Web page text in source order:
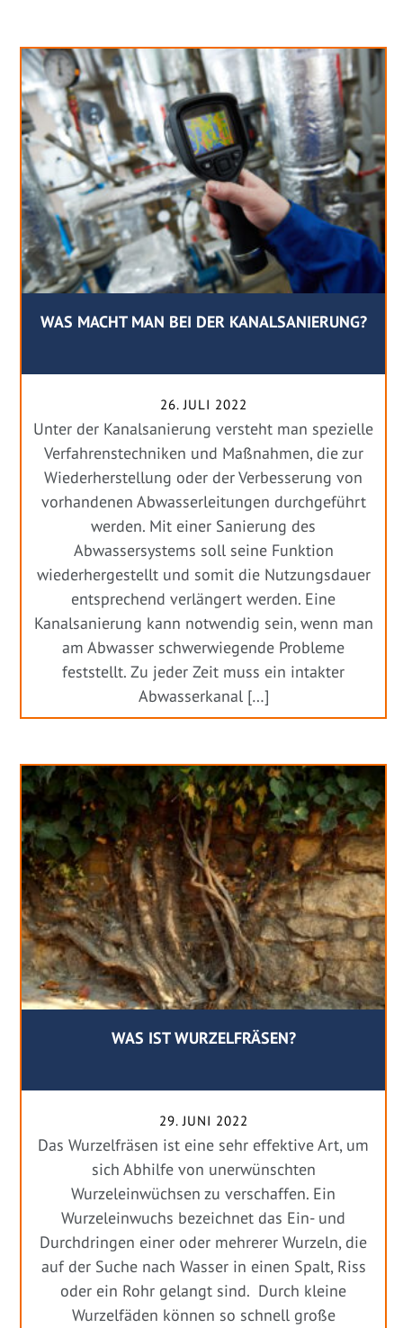
WAS MACHT MAN BEI DER KANALSANIERUNG?
26. JULI 2022
Unter der Kanalsanierung versteht man spezielle
Verfahrenstechniken und Maßnahmen, die zur
Wiederherstellung oder der Verbesserung von
vorhandenen Abwasserleitungen durchgeführt
werden. Mit einer Sanierung des
Abwassersystems soll seine Funktion
wiederhergestellt und somit die Nutzungsdauer
entsprechend verlängert werden. Eine
Kanalsanierung kann notwendig sein, wenn man
am Abwasser schwerwiegende Probleme
feststellt. Zu jeder Zeit muss ein intakter
Abwasserkanal […]
WAS IST WURZELFRÄSEN?
29. JUNI 2022
Das Wurzelfräsen ist eine sehr effektive Art, um
sich Abhilfe von unerwünschten
Wurzeleinwüchsen zu verschaffen. Ein
Wurzeleinwuchs bezeichnet das Ein- und
Durchdringen einer oder mehrerer Wurzeln, die
auf der Suche nach Wasser in einen Spalt, Riss
oder ein Rohr gelangt sind. Durch kleine
Wurzelfäden können so schnell große